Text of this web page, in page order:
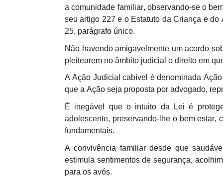
a comunidade familiar, observando-se o
seu artigo 227 e o Estatuto da Criança e
25, parágrafo único.
Não havendo amigavelmente um acordo
pleitearem no âmbito judicial o direito em
A Ação Judicial cabível é denominada
que a Ação seja proposta por advogado,
É inegável que o intuito da Lei é
adolescente, preservando-lhe o bem estar,
fundamentais.
A convivência familiar desde que
estimula sentimentos de segurança,
para os avós.